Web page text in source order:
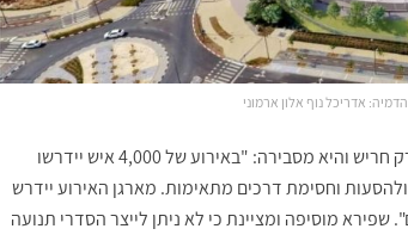
אדריכל נוף אלון ארמוני
, מהנדסת כבישים ותנועה, תכננה את מערך התנועה בפארק חריש והיא מסבירה: "באירוע של 4,000 איש יידרשו
וחסימת דרכים מתאימות. מארגן האירוע יידרש
מוסיפה ומציינת כי לא ניתן לייצר הסדרי תנועה